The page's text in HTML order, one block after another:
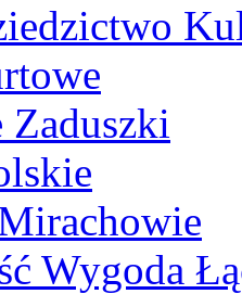
Zaduszki
Wygoda